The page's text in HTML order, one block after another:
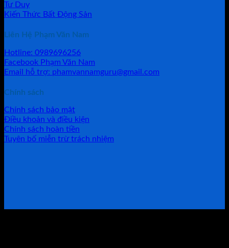
Tư Duy
Kiến Thức Bất Động Sản
Liên Hệ Phạm Văn Nam
Hotline: 0989696256
Facebook Phạm Văn Nam
Email hỗ trợ: phamvannamguru@gmail.com
Chính sách
Chính sách bảo mật
Điều khoản và điều kiện
Chính sách hoàn tiền
Tuyên bố miễn trừ trách nhiệm